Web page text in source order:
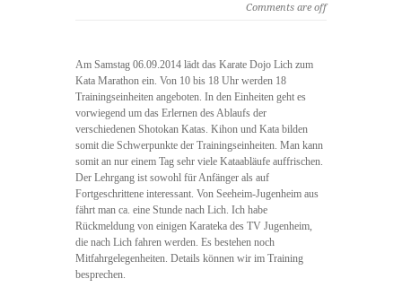
Comments are off
Am Samstag 06.09.2014 lädt das Karate Dojo Lich zum
Kata Marathon ein. Von 10 bis 18 Uhr werden 18
Trainingseinheiten angeboten. In den Einheiten geht es
vorwiegend um das Erlernen des Ablaufs der
verschiedenen Shotokan Katas. Kihon und Kata bilden
somit die Schwerpunkte der Trainingseinheiten. Man kann
somit an nur einem Tag sehr viele Kataabläufe auffrischen.
Der Lehrgang ist sowohl für Anfänger als auf
Fortgeschrittene interessant. Von Seeheim-Jugenheim aus
fährt man ca. eine Stunde nach Lich. Ich habe
Rückmeldung von einigen Karateka des TV Jugenheim,
die nach Lich fahren werden. Es bestehen noch
Mitfahrgelegenheiten. Details können wir im Training
besprechen.